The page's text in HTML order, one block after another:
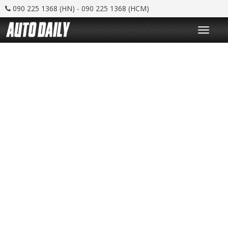
090 225 1368 (HN) - 090 225 1368 (HCM)
T
o
g